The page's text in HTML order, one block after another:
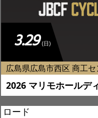
3.29 (日)
広島県広島市西区 商工
2026 マリモホールデ
ロード